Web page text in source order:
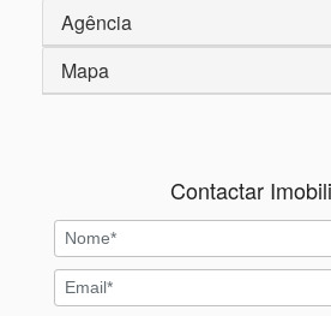
Agência
Mapa
Contactar